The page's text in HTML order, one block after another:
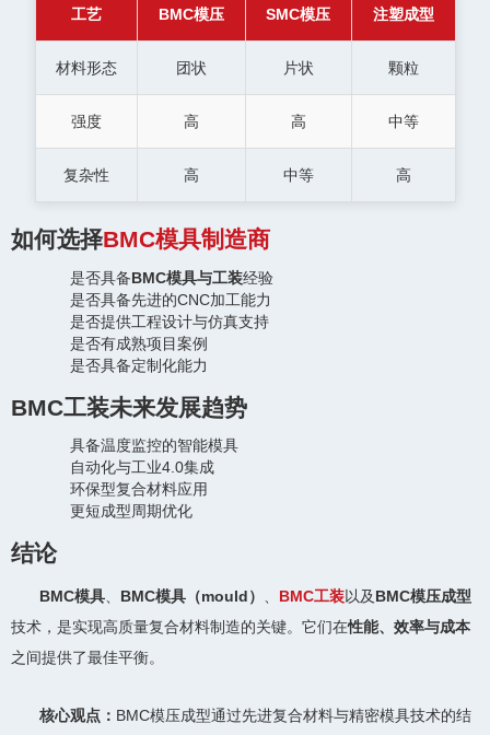
工艺 BMC模压 SMC模压 注塑成型
材料形态 团状 片状 颗粒
强度 高 高 中等
复杂性 高 中等 高
如何选择BMC模具制造商
是否具备BMC模具与工装经验
是否具备先进的CNC加工能力
是否提供工程设计与仿真支持
是否有成熟项目案例
是否具备定制化能力
BMC工装未来发展趋势
具备温度监控的智能模具
自动化与工业4.0集成
环保型复合材料应用
更短成型周期优化
结论
BMC模具 BMC模具（mould） BMC工装以及BMC模压成型
技术，是实现高质量复合材料制造的关键。它们在性能、效率与成本
之间提供了最佳平衡。
核心观点： BMC模压成型通过先进复合材料与精密模具技术的结